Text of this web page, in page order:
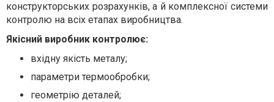
конструкторських розрахунків, а й комплексної системи
контролю на всіх етапах виробництва.
Якісний виробник контролює:
вхідну якість металу;
параметри термообробки;
геометрію деталей;